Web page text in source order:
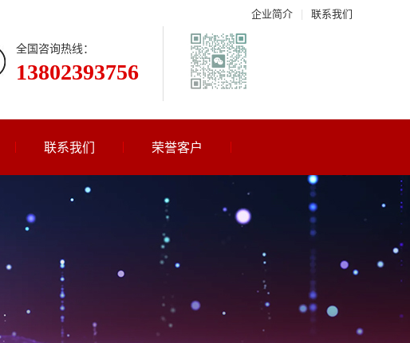
企业简介 | 联系我们
全国咨询热线：
13802393756
联系我们 荣誉客户